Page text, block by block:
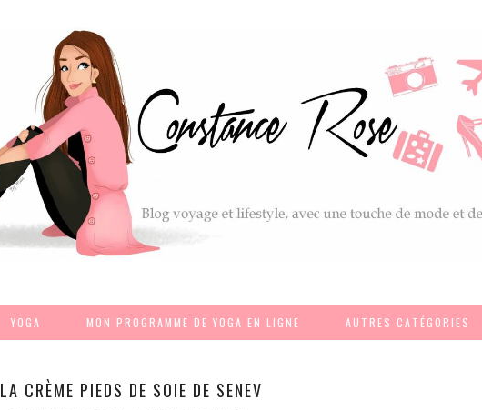
YOGA MON PROGRAMME DE YOGA EN LIGNE AUTRES CATÉGORIES
LA CRÈME PIEDS DE SOIE DE SENEV